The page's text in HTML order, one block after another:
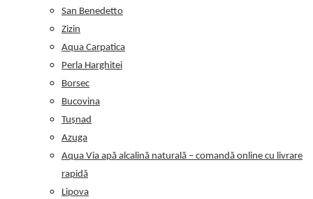
San Benedetto
Zizin
Aqua Carpatica
Perla Harghitei
Borsec
Bucovina
Tușnad
Azuga
Aqua Via apă alcalină naturală – comandă online cu livrare
rapidă
Lipova